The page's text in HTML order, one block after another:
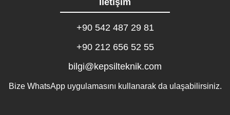
İletişim
+90 542 487 29 81
+90 212 656 52 55
bilgi@kepsilteknik.com
Bize WhatsApp uygulamasını kullanarak da ulaşabilirsiniz.